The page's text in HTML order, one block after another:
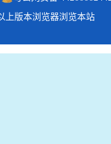
上版本浏览器浏览本站